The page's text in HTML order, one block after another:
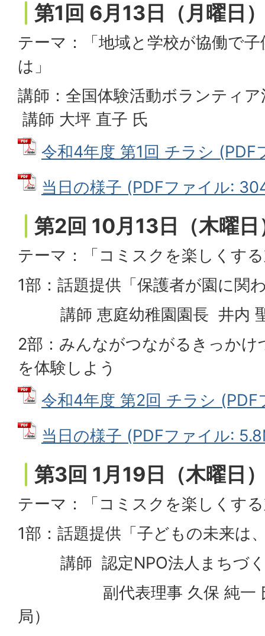
第1回 6月13日（月曜日
テーマ：「地域と学校が協働で
は」
講師：全国体験活動ボランティ
講師 大坪 直子 氏
令和4年度 第1回 チラシ (PDF
当日の様子 (PDFファイル:
第2回 10月13日（木曜日
テーマ：「コミスクを楽しくす
1部：話題提供「保護者が園に関
講師 恵庭幼稚園園長 井内
2部：みんながつながるきっか
を体験しよう
令和4年度 第2回 チラシ (PDF
当日の様子 (PDFファイル:
第3回 1月19日（木曜日
テーマ：「コミスクを楽しくす
1部：話題提供「子どもの未来は
講師 認定NPO法人まちづく
副代表理事 久保 純一 氏
局）